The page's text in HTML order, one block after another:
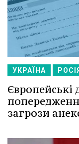
УКРАЇНА РОСІЯ
Європейські
загрози